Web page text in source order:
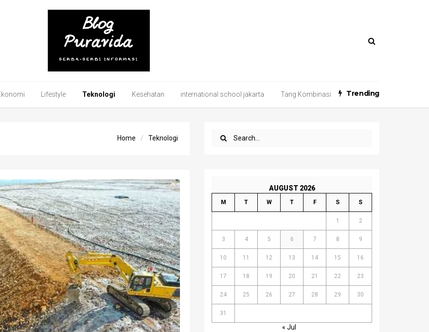
Lifestyle Teknologi Kesehatan international school jakarta Tang Kombinasi Trending
AUGUST 2026
M T W T F S S
1 2
3 4 5 6 7 8 9
10 11 12 13 14 15 16
17 18 19 20 21 22 23
24 25 26 27 28 29 30
31
« Jul
Home Teknologi